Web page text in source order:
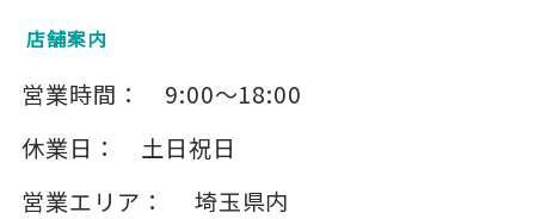
店舗案内
営業時間：
9:00～18:00
休業日：
土日祝日
営業エリア：
埼玉県内